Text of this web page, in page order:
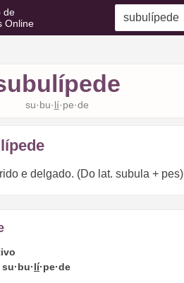
de
Online
su·bu·lí·pe·de
e delgado. (Do lat. subula + pes)
su·bu·lí·pe·de